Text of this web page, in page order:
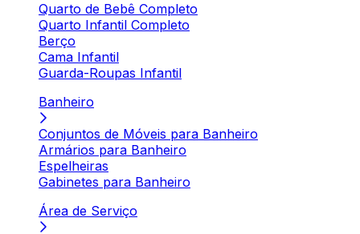
Quarto de Bebê Completo
Quarto Infantil Completo
Berço
Cama Infantil
Guarda-Roupas Infantil
Banheiro
Conjuntos de Móveis para Banheiro
Armários para Banheiro
Espelheiras
Gabinetes para Banheiro
Área de Serviço